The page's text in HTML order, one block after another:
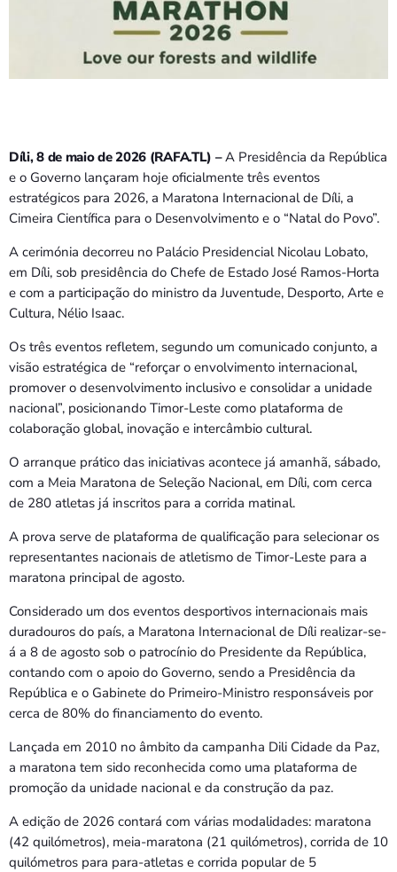
7:00 AM - 9:00 AM
Bom dia RAFA
Díli, 8 de maio de 2026 (RAFA.TL) –A Presidência da República
e o Governo lançaram hoje oficialmente três eventos
estratégicos para 2026, a Maratona Internacional de Díli, a
Cimeira Científica para o Desenvolvimento e o “Natal do Povo”.
A cerimónia decorreu no Palácio Presidencial Nicolau Lobato,
em Díli, sob presidência do Chefe de Estado José Ramos-Horta
e com a participação do ministro da Juventude, Desporto, Arte e
Cultura, Nélio Isaac.
Os três eventos refletem, segundo um comunicado conjunto, a
visão estratégica de “reforçar o envolvimento internacional,
promover o desenvolvimento inclusivo e consolidar a unidade
nacional”, posicionando Timor-Leste como plataforma de
colaboração global, inovação e intercâmbio cultural.
O arranque prático das iniciativas acontece já amanhã, sábado,
com a Meia Maratona de Seleção Nacional, em Díli, com cerca
de 280 atletas já inscritos para a corrida matinal.
A prova serve de plataforma de qualificação para selecionar os
representantes nacionais de atletismo de Timor-Leste para a
maratona principal de agosto.
Considerado um dos eventos desportivos internacionais mais
duradouros do país, a Maratona Internacional de Díli realizar-se-
á a 8 de agosto sob o patrocínio do Presidente da República,
contando com o apoio do Governo, sendo a Presidência da
República e o Gabinete do Primeiro-Ministro responsáveis por
cerca de 80% do financiamento do evento.
Lançada em 2010 no âmbito da campanha Dili Cidade da Paz,
a maratona tem sido reconhecida como uma plataforma de
promoção da unidade nacional e da construção da paz.
A edição de 2026 contará com várias modalidades: maratona
(42 quilómetros), meia-maratona (21 quilómetros), corrida de 10
quilómetros para para-atletas e corrida popular de 5